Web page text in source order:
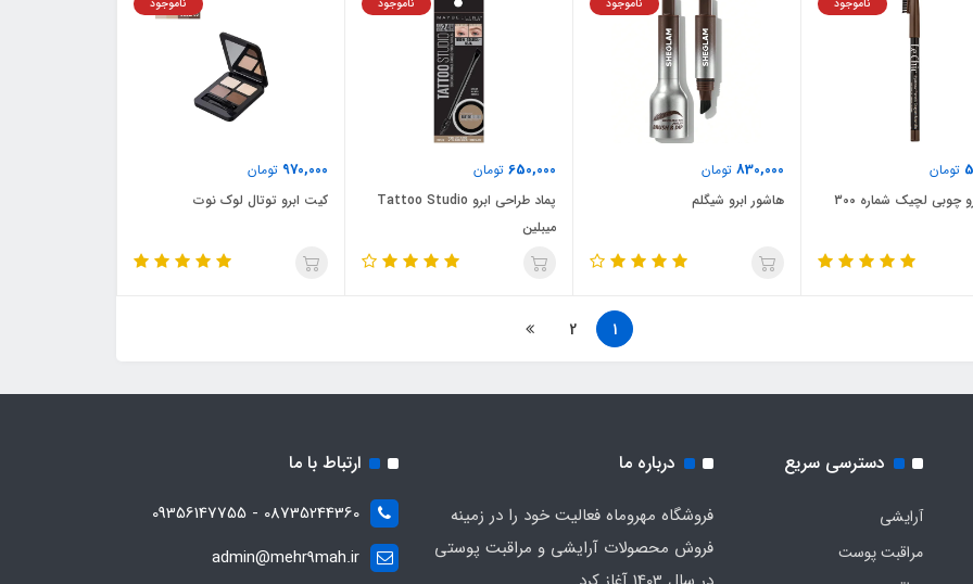
تومان
ناموجود
چوبی لچیک شماره 300
830,000 تومان
ناموجود
هاشور ابرو شیگلم
650,000 تومان
ناموجود
پماد طراحی ابرو Tattoo Studio
میبلین
970,000 تومان
ناموجود
کیت ابرو توتال لوک نوت
1
2
دسترسی سریع
آرایشی
مراقبت پوست
درباره ما
فروشگاه مهروماه فعالیت خود را در زمینه
فروش محصولات آرایشی و مراقبت پوستی
ارتباط با ما
08735244360 - 09356147755
admin@mehr9mah.ir